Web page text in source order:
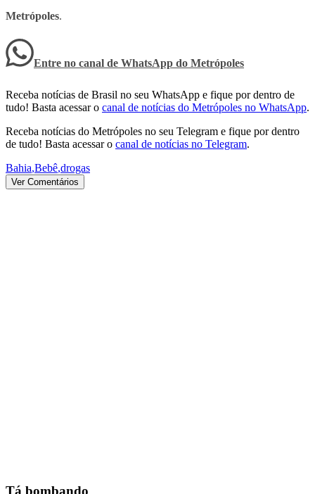
Metrópoles.
Entre no canal de WhatsApp do Metrópoles
Receba notícias de Brasil no seu WhatsApp e fique por dentro de
tudo! Basta acessar o canal de notícias do Metrópoles no WhatsApp.
Receba notícias do Metrópoles no seu Telegram e fique por dentro
de tudo! Basta acessar o canal de notícias no Telegram.
Bahia,Bebê,drogas
Ver Comentários
Tá bombando